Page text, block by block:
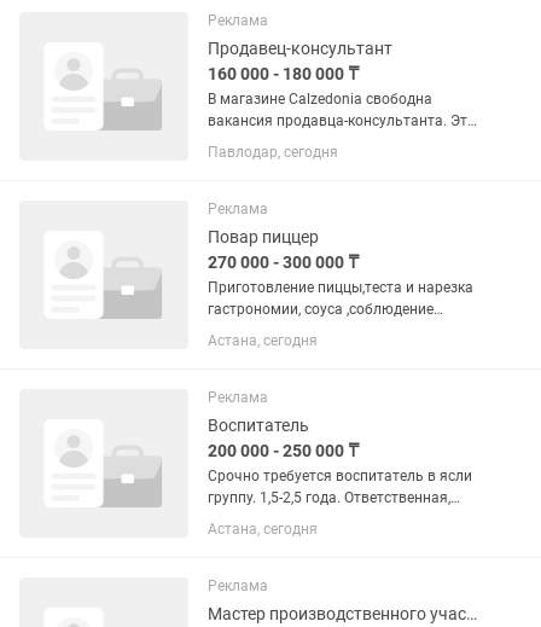
ТРЦ Март 1 этаж
Реклама
Продавец-консультант
160 000 - 180 000 ₸
В магазине Calzedonia свободна
вакансия продавца-консультанта. Это
итальянский бренд носочно-чулочных
изделий, а также купальников и
Павлодар в ТРЦ Batyr Mall на 1...
Павлодар, сегодня
Реклама
Повар пиццер
270 000 - 300 000 ₸
Приготовление пиццы,теста и нарезка
гастрономии, соуса ,соблюдение
санитарии, приготовления заготовок
на данной станции,ревизия линии раз
до двенадцати ночи,в...
Астана, сегодня
Реклама
Воспитатель
200 000 - 250 000 ₸
Срочно требуется воспитатель в ясли
группу. 1,5-2,5 года. Ответственная,
доброжелательная и креативная. 5
дней в неделю, сб/вс выходные. В
Астана, сегодня
Реклама
Мастер производственного участка